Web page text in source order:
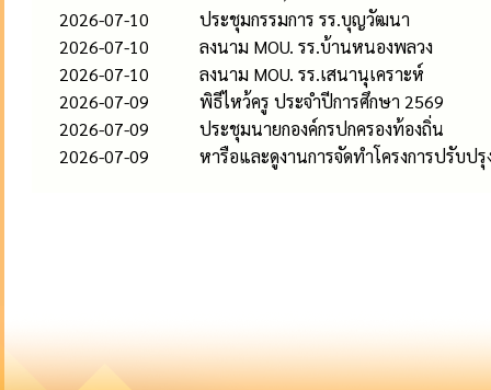
2026-07-10
ประชุมกรรมการ รร.บุญวัฒนา
2026-07-10
ลงนาม MOU. รร.บ้านหนองพลวง
2026-07-10
ลงนาม MOU. รร.เสนานุเคราะห์
2026-07-09
พิธีไหว้ครู ประจำปีการศึกษา 2569
2026-07-09
ประชุมนายกองค์กรปกครองท้องถิ่น
2026-07-09
หารือและดูงานการจัดทำโครงการปรับป